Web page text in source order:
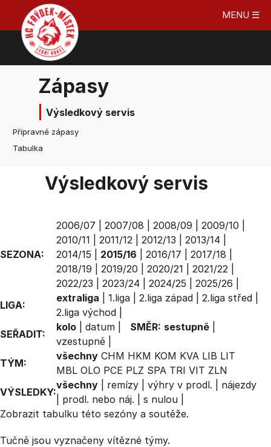
MENU ☰
Zápasy
Výsledkový servis
Přípravné zápasy
Tabulka
Výsledkový servis
SEZONA:
2006/07 2007/08 2008/09 2009/10
2010/11
2011/12 2012/13 2013/14
2014/15
2015/16 2016/17 2017/18
2018/19
2019/20 2020/21 2021/22
2022/23
2023/24 2024/25 2025/26
LIGA:
extraliga 1.liga 2.liga západ 2.liga střed
2.liga východ
SEŘADIT:
kolo datum SMĚR: sestupně
vzestupně
TÝM:
všechny CHM HKM KOM KVA LIB LIT
MBL OLO PCE PLZ SPA TRI VIT ZLN
VÝSLEDKY:
všechny remízy výhry v prodl.
nájezdy
prodl. nebo náj. s nulou
Zobrazit tabulku této sezóny a soutěže.
Tučně jsou vyznačeny vítězné týmy.